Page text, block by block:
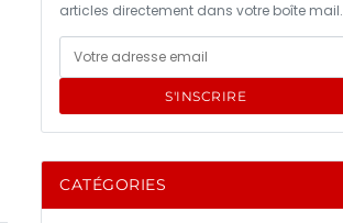
articles directement dans votre boîte mail.
S'INSCRIRE
CATÉGORIES